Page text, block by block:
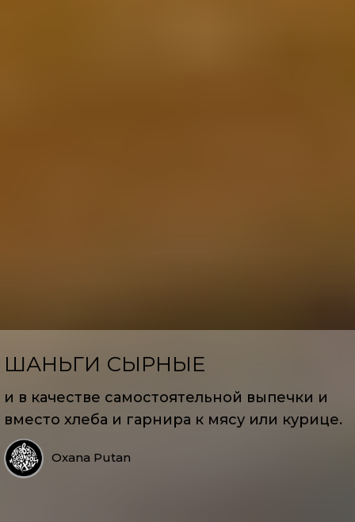
ШАНЬГИ СЫРНЫЕ
и в качестве самостоятельной выпечки и
вместо хлеба и гарнира к мясу или курице.
Oxana Putan